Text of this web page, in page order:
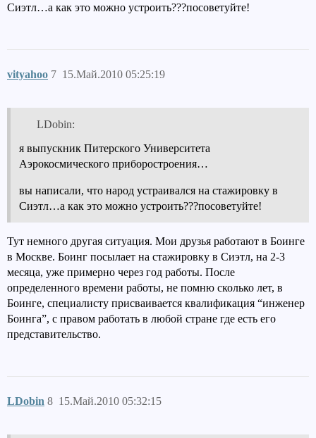
Сиэтл…а как это можно устроить???посоветуйте!
vityahoo 15.Май.2010 05:25:19
7
LDobin:
я выпускник Питерского Университета
Аэрокосмического приборостроения…
вы написали, что народ устраивался на стажировку в
Сиэтл…а как это можно устроить???посоветуйте!
Тут немного другая ситуация. Мои друзья работают в Боинге
в Москве. Боинг посылает на стажировку в Сиэтл, на 2-3
месяца, уже примерно через год работы. После
определенного времени работы, не помню сколько лет, в
Боинге, специалисту присваивается квалификация “инженер
Боинга”, с правом работать в любой стране где есть его
представительство.
LDobin 15.Май.2010 05:32:15
8